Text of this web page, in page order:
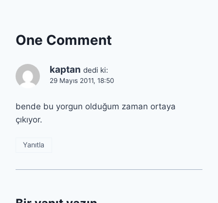
One Comment
kaptan dedi ki:
29 Mayıs 2011, 18:50
bende bu yorgun olduğum zaman ortaya
çıkıyor.
Yanıtla